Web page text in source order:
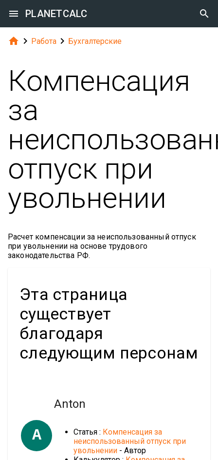
 PLANETCALC 
  Работа  Бухгалтерские
Компенсация
за
отпуск при
увольнении
Расчет компенсации за неиспользованный отпуск
при увольнении на основе трудового
законодательства РФ.
Эта страница
существует
благодаря
следующим персонам
A
Anton
Статья : Компенсация за
неиспользованный отпуск при
увольнении - Автор